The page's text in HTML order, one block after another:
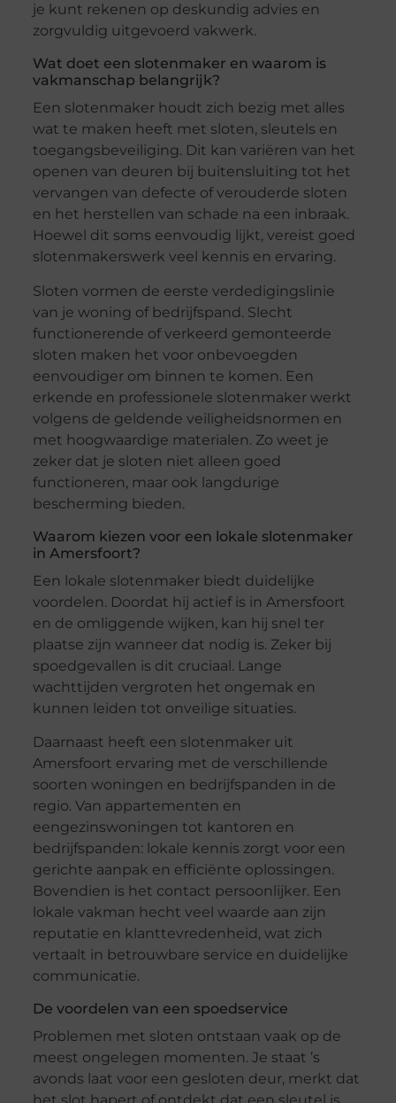
je kunt rekenen op deskundig advies en
zorgvuldig uitgevoerd vakwerk.
Wat doet een slotenmaker en waarom is
vakmanschap belangrijk?
Een slotenmaker houdt zich bezig met alles
wat te maken heeft met sloten, sleutels en
toegangsbeveiliging. Dit kan variëren van het
openen van deuren bij buitensluiting tot het
vervangen van defecte of verouderde sloten
en het herstellen van schade na een inbraak.
Hoewel dit soms eenvoudig lijkt, vereist goed
slotenmakerswerk veel kennis en ervaring.
Sloten vormen de eerste verdedigingslinie
van je woning of bedrijfspand. Slecht
functionerende of verkeerd gemonteerde
sloten maken het voor onbevoegden
eenvoudiger om binnen te komen. Een
erkende en professionele slotenmaker werkt
volgens de geldende veiligheidsnormen en
met hoogwaardige materialen. Zo weet je
zeker dat je sloten niet alleen goed
functioneren, maar ook langdurige
bescherming bieden.
Waarom kiezen voor een lokale slotenmaker
in Amersfoort?
Een lokale slotenmaker biedt duidelijke
voordelen. Doordat hij actief is in Amersfoort
en de omliggende wijken, kan hij snel ter
plaatse zijn wanneer dat nodig is. Zeker bij
spoedgevallen is dit cruciaal. Lange
wachttijden vergroten het ongemak en
kunnen leiden tot onveilige situaties.
Daarnaast heeft een slotenmaker uit
Amersfoort ervaring met de verschillende
soorten woningen en bedrijfspanden in de
regio. Van appartementen en
eengezinswoningen tot kantoren en
bedrijfspanden: lokale kennis zorgt voor een
gerichte aanpak en efficiënte oplossingen.
Bovendien is het contact persoonlijker. Een
lokale vakman hecht veel waarde aan zijn
reputatie en klanttevredenheid, wat zich
vertaalt in betrouwbare service en duidelijke
communicatie.
De voordelen van een spoedservice
Problemen met sloten ontstaan vaak op de
meest ongelegen momenten. Je staat ’s
avonds laat voor een gesloten deur, merkt dat